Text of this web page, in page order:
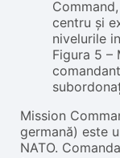
Figura 5 –
Mission
germană) este
NATO.